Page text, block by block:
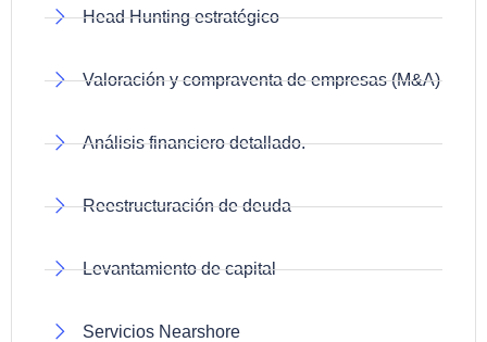
Head Hunting estratégico
Valoración y compraventa de empresas (M&A)
Análisis financiero detallado.
Reestructuración de deuda
Levantamiento de capital
Servicios Nearshore